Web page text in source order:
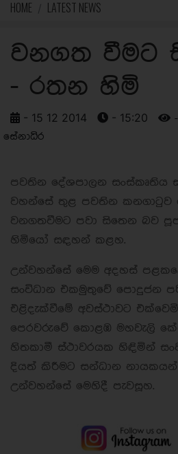
HOME LATEST NEWS
වනගත වීමට
- රතන හිමි
- 15 12 2014 - 15:20
සේනාධිර
පවතින දේශපාලන සංස්කෘතිය
වහන්සේ තුළ පවතින කනගාටුව
වනගතවීමට පවා සිතෙන බව
හිමියෝ සඳහන් කළහ.
උන්වහන්සේ මෙම අදහස්
සංවිධාන එකමුතුවේ පොදුජන
එළිදැක්වීමේ අවස්ථාවට
පෙරවරුවේ කොළඹ මහවැලි
හිතකාමී ස්ථාවරයක හිඳිමින්
දියත් කිරීමට සන්ධාන
උන්වහන්සේ මෙහිදී පැවසූහ.